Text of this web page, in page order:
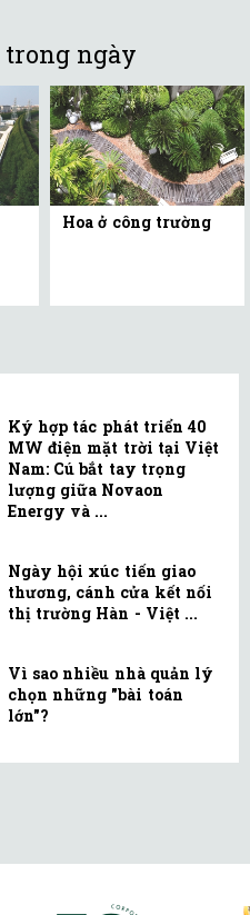
ngày
Hoa ở công trường
Ký hợp tác phát triển 40
MW điện mặt trời tại Việt
Nam: Cú bắt tay trọng
lượng giữa Novaon
Energy và ...
Ngày hội xúc tiến giao
thương, cánh cửa kết nối
thị trường Hàn - Việt ...
Vì sao nhiều nhà quản lý
chọn những "bài toán
lớn"?